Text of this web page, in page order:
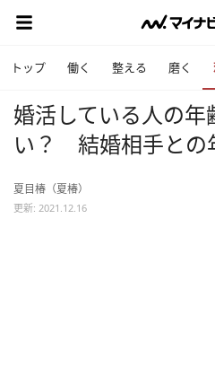
トップ 働く 整える 磨く
婚活している人の年
い？ 結婚相手との
夏目椿（夏椿）
更新: 2021.12.16